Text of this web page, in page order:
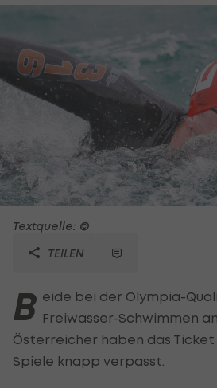
Textquelle: ©
TEILEN
B eide bei der Olympia-
Freiwasser-Schwimmen
Österreicher haben das Ticket
Spiele knapp verpasst.